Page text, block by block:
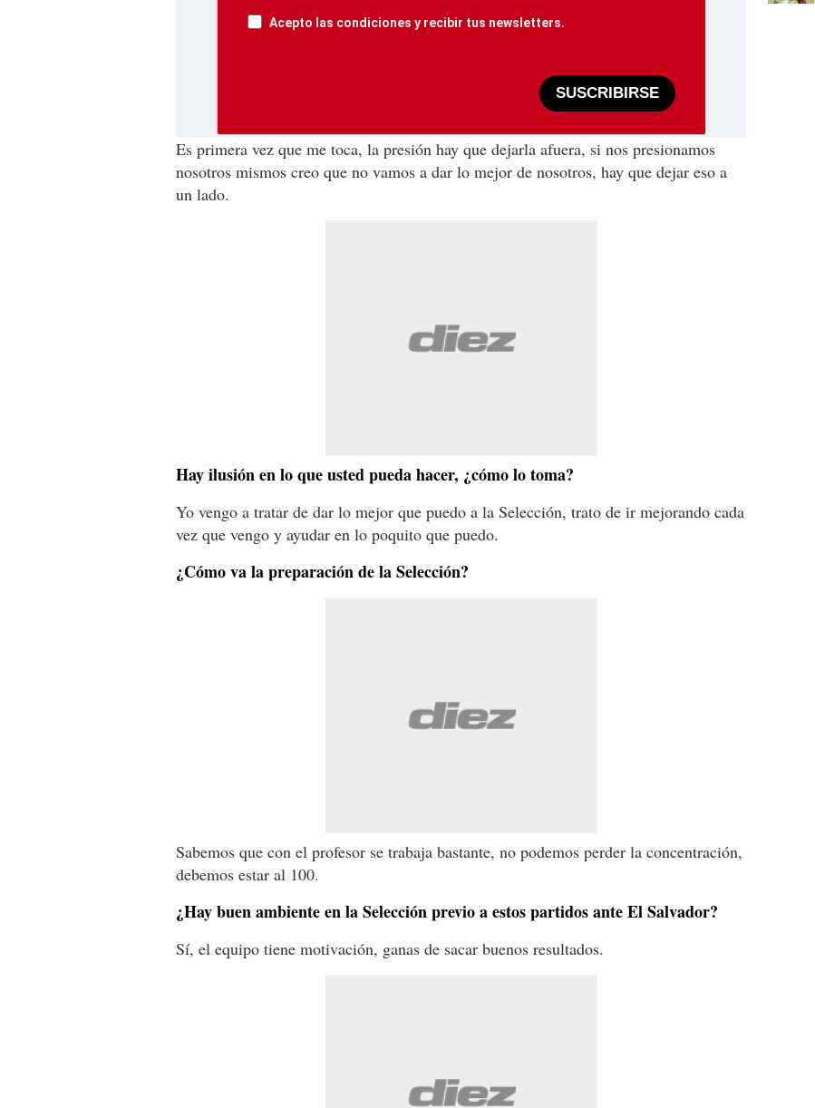
Acepto las condiciones y recibir tus newsletters.
SUSCRIBIRSE
Es primera vez que me toca, la presión hay que dejarla afuera, si nos presionamos
nosotros mismos creo que no vamos a dar lo mejor de nosotros, hay que dejar eso a
un lado.
Hay ilusión en lo que usted pueda hacer, ¿cómo lo toma?
Yo vengo a tratar de dar lo mejor que puedo a la Selección, trato de ir mejorando cada
vez que vengo y ayudar en lo poquito que puedo.
¿Cómo va la preparación de la Selección?
Sabemos que con el profesor se trabaja bastante, no podemos perder la concentración,
debemos estar al 100.
¿Hay buen ambiente en la Selección previo a estos partidos ante El Salvador?
Sí, el equipo tiene motivación, ganas de sacar buenos resultados.